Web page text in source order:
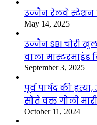
उज्जैन रेलवे स्टेशन
May 14, 2025
उज्जैन SBI चोरी
वाला मास्टरमाइंड
September 3, 2025
पूर्व पार्षद की
सोते वक्त गोली मारी
October 11, 2024